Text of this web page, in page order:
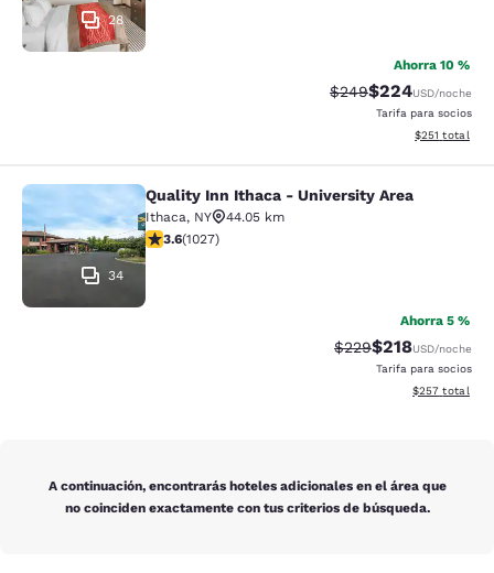
28
Ahorra 10 %
Precio tachado:
$249Precio con
$224USD/noche
Tarifa para socios
Ver detalles
$251 total
Quality Inn Ithaca - University Area
34
Quality Inn Ithaca - University Area
Ithaca, NY
44.05 km
calificación de 3.59 estrellas. Bueno. 1027 reseñas
3.6(1027)
Ahorra 5 %
Precio tachado:
$229Precio con
$218USD/noche
Tarifa para socios
Ver detalles
$257 total
A continuación, encontrarás hoteles adicionales en el área que
no coinciden exactamente con tus criterios de búsqueda.